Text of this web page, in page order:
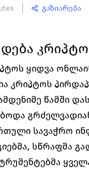
გაზიარება
ყიდვა
კრიპტოს
წამში
სავაჭრო
სწრაფმა